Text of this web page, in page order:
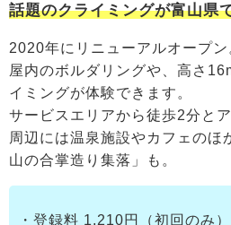
話題のクライミングが富山県
2020年にリニューアルオープン
屋内のボルダリングや、高さ
イミングが体験できます。
サービスエリアから徒歩2分とア
周辺には温泉施設やカフェのほ
山の合掌造り集落」も。
・登録料 1,210円（初回のみ）